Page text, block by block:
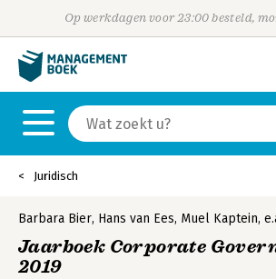
Op werkdagen voor 23:00 besteld,
Juridisch
Barbara Bier, Hans van Ees, Muel Kaptein,
Jaarboek Corporate
2019